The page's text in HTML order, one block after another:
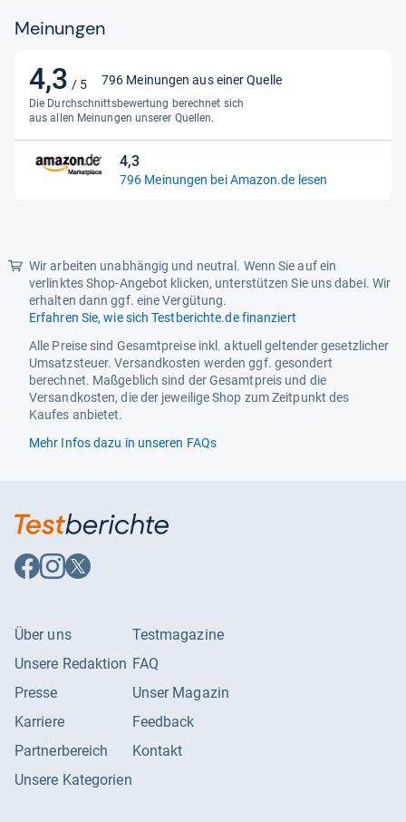
Modell
Produktart Eau de Toilette
Set enthält Siehe Foto
Ursprungsland
FRGX-EBDE
Meinungen
4,3 / 5
4,3
von
5
Sternen
796 Meinungen aus einer Quelle
Die Durchschnittsbewertung berechnet sich
aus allen Meinungen unserer Quellen.
4,3
4,3
von
796 Meinungen bei Amazon.de lesen
Wir arbeiten unabhängig und neutral. Wenn Sie auf ein
verlinktes Shop-Angebot klicken, unterstützen Sie uns dabei. Wir
erhalten dann ggf. eine Vergütung.
Erfahren Sie, wie sich Testberichte.de finanziert
Alle Preise sind Gesamtpreise inkl. aktuell geltender gesetzlicher
Umsatzsteuer. Versandkosten werden ggf. gesondert
berechnet. Maßgeblich sind der Gesamtpreis und die
Versandkosten, die der jeweilige Shop zum Zeitpunkt des
Kaufes anbietet.
Mehr Infos dazu in unseren FAQs
Auf
Facebook
Auf
Instagram
Auf
X
Über uns
Unsere Redaktion
Presse
Karriere
Partnerbereich
Unsere Kategorien
Testmagazine
FAQ
Unser Magazin
Feedback
Kontakt